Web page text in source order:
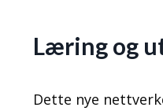
Læring og
Dette nye